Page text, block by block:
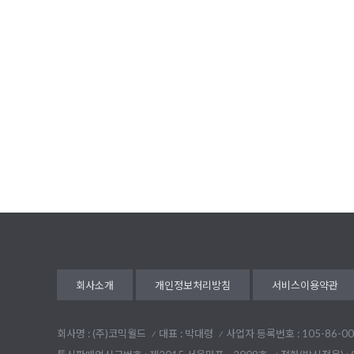
회사소개 개인정보처리방침 서비스이용약관
회사명 : (주)코믹월드 대표 : 박대령
사업자 등록번호 : 105-86-